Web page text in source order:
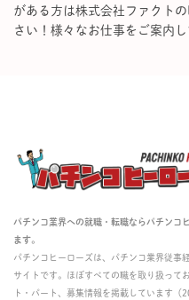
がある方は株式会社ファクト
さい！様々なお仕事をご案内し
パチンコ業界への就職・転職ならパチンコ
ます。
パチンコヒーローズは、パチンコ業界従事
サイトです。ほぼすべての職を取り扱って
ト・パート、募集情報を掲載しています（